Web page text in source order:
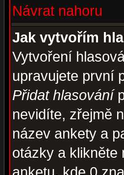
Návrat nahoru
Jak vytvořím
Vytvoření
upravujete první
Přidat hlasování
nevidíte, zřejmě
název ankety a
otázky a klikněte